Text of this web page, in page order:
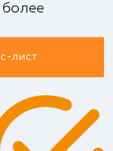
лист